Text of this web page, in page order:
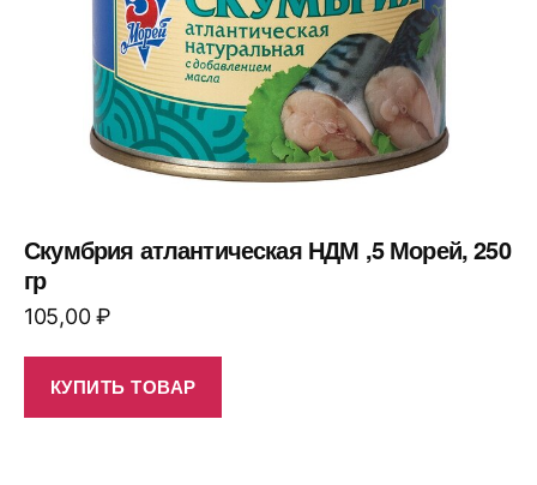
Скумбрия атлантическая НДМ ,5 Морей, 250
гр
105,00₽
КУПИТЬ ТОВАР